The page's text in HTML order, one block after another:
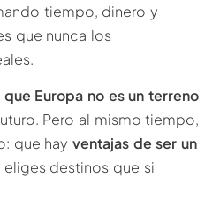
tiempo, dinero y
que nunca los
Europa no es un terreno
Pero al mismo tiempo,
que hayventajas de ser un
eliges destinos que si